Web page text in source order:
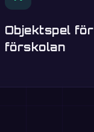
Objektspel för
förskolan